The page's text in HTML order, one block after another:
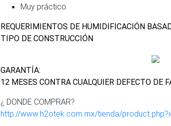
Muy práctico
REQUERIMIENTOS DE HUMIDIFICACIÓN
TIPO DE CONSTRUCCIÓN
GARANTÍA:
12 MESES CONTRA CUALQUIER DEFECTO DE
¿ DONDE COMPRAR?
http://www.h2otek.com.mx/tienda/